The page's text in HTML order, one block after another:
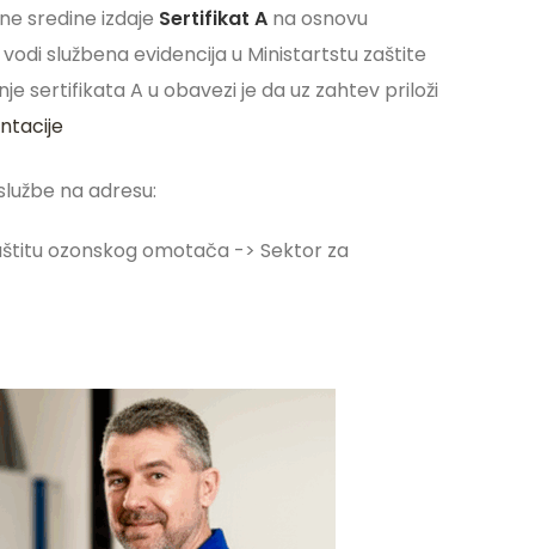
sredine izdaje Sertifikat A na osnovu
službena evidencija u Ministartstu zaštite
sertifikata A u obavezi je da uz zahtev priloži
na adresu:
ozonskog omotača -> Sektor za